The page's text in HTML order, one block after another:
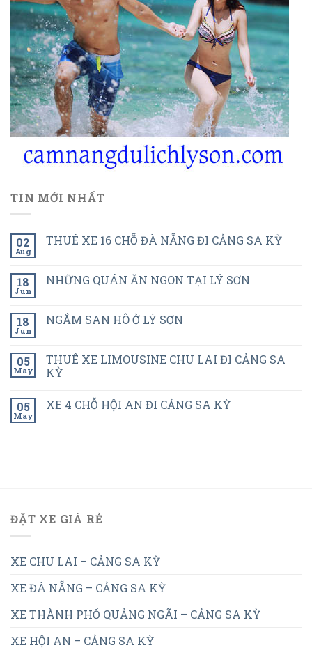
TIN MỚI NHẤT
02
Aug
THUÊ XE 16 CHỖ ĐÀ NẴNG ĐI CẢNG SA KỲ
18
Jun
NHỮNG QUÁN ĂN NGON TẠI LÝ SƠN
18
Jun
NGẮM SAN HÔ Ở LÝ SƠN
05
May
THUÊ XE LIMOUSINE CHU LAI ĐI CẢNG SA
KỲ
05
May
XE 4 CHỖ HỘI AN ĐI CẢNG SA KỲ
ĐẶT XE GIÁ RẺ
XE CHU LAI – CẢNG SA KỲ
XE ĐÀ NẴNG – CẢNG SA KỲ
XE THÀNH PHỐ QUẢNG NGÃI – CẢNG SA KỲ
XE HỘI AN – CẢNG SA KỲ